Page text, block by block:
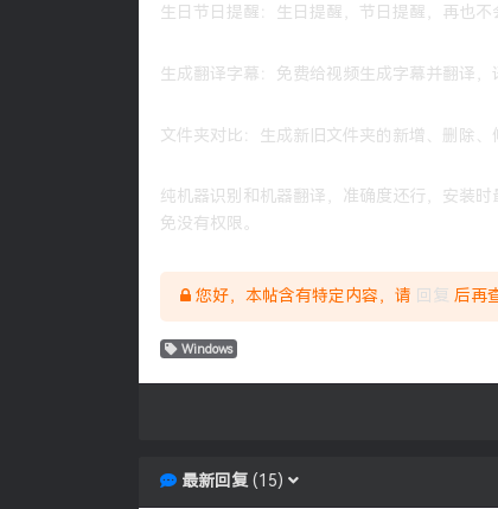
生日节日提醒：生日提醒，节日提醒，再也不
生成翻译字幕：免费给视频生成字幕并翻译，
文件夹对比：生成新旧文件夹的新增、删除、
纯机器识别和机器翻译，准确度还行，安装
免没有权限。
您好，本帖含有特定内容，请 回复 后再
Windows
最新回复( 15)